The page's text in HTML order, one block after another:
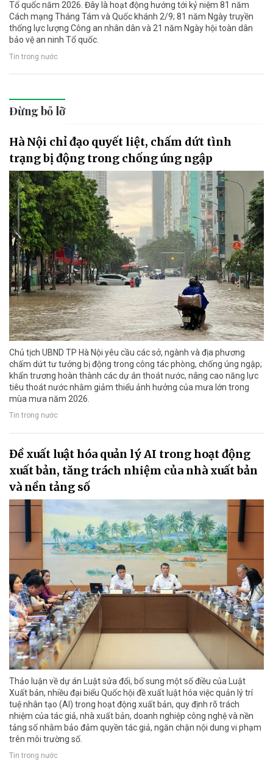
Tổ quốc năm 2026. Đây là hoạt động hướng tới kỷ niệm 81 năm
Cách mạng Tháng Tám và Quốc khánh 2/9; 81 năm Ngày truyền
thống lực lượng Công an nhân dân và 21 năm Ngày hội toàn dân
bảo vệ an ninh Tổ quốc.
Tin trong nước
Đừng bỏ lỡ
Hà Nội chỉ đạo quyết liệt, chấm dứt tình
trạng bị động trong chống úng ngập
Chủ tịch UBND TP Hà Nội yêu cầu các sở, ngành và địa phương
chấm dứt tư tưởng bị động trong công tác phòng, chống úng ngập;
khẩn trương hoàn thành các dự án thoát nước, nâng cao năng lực
tiêu thoát nước nhằm giảm thiểu ảnh hưởng của mưa lớn trong
mùa mưa năm 2026.
Tin trong nước
Đề xuất luật hóa quản lý AI trong hoạt động
xuất bản, tăng trách nhiệm của nhà xuất bản
và nền tảng số
Thảo luận về dự án Luật sửa đổi, bổ sung một số điều của Luật
Xuất bản, nhiều đại biểu Quốc hội đề xuất luật hóa việc quản lý trí
tuệ nhân tạo (AI) trong hoạt động xuất bản, quy định rõ trách
nhiệm của tác giả, nhà xuất bản, doanh nghiệp công nghệ và nền
tảng số nhằm bảo đảm quyền tác giả, ngăn chặn nội dung vi phạm
trên môi trường số.
Tin trong nước